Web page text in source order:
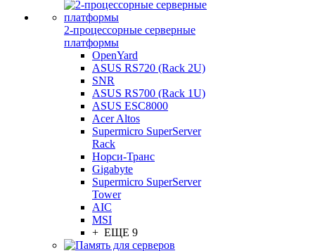
2-процессорные серверные
платформы
OpenYard
ASUS RS720 (Rack 2U)
SNR
ASUS RS700 (Rack 1U)
ASUS ESC8000
Acer Altos
Supermicro SuperServer
Rack
Норси-Транс
Gigabyte
Supermicro SuperServer
Tower
AIC
MSI
+ ЕЩЕ 9